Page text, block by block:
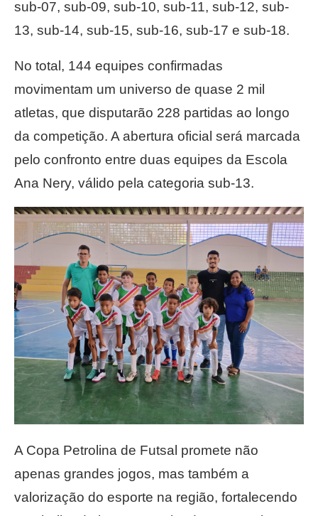
sub-07, sub-09, sub-10, sub-11, sub-12, sub-
13, sub-14, sub-15, sub-16, sub-17 e sub-18.
No total, 144 equipes confirmadas
movimentam um universo de quase 2 mil
atletas, que disputarão 228 partidas ao longo
da competição. A abertura oficial será marcada
pelo confronto entre duas equipes da Escola
Ana Nery, válido pela categoria sub-13.
A Copa Petrolina de Futsal promete não
apenas grandes jogos, mas também a
valorização do esporte na região, fortalecendo